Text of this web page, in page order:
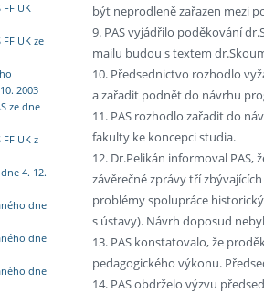
UK
UK ze
2003
ze dne
UK z
4. 12.
dne
dne
dne
být neprodleně zařazen mezi
9. PAS vyjádřilo poděkování
mailu budou s textem
10. Předsednictvo rozhodlo
a zařadit podnět do návrhu
11. PAS rozhodlo zařadit do
fakulty ke koncepci studia.
12. Dr.Pelikán informoval
závěrečné zprávy tří
problémy spolupráce
s ústavy). Návrh doposud
13. PAS konstatovalo, že
pedagogického výkonu.
14. PAS obdrželo výzvu